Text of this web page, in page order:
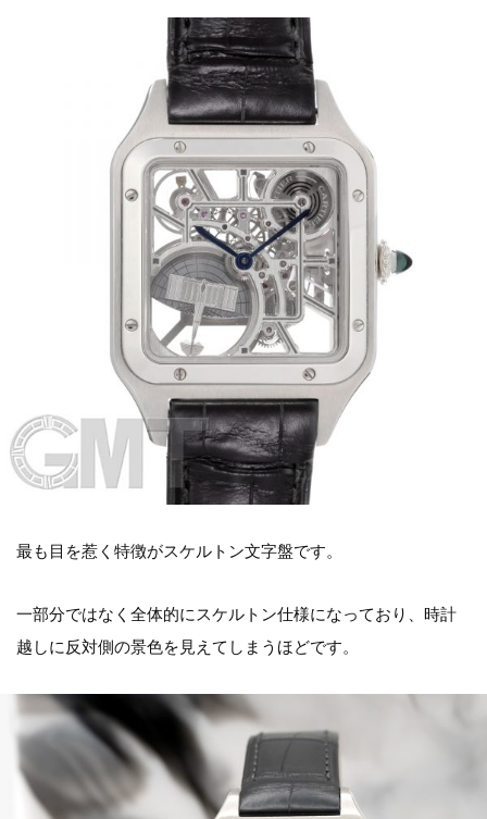
最も目を惹く特徴がスケルトン文字盤です。
一部分ではなく全体的にスケルトン仕様になっており、時計
越しに反対側の景色を見えてしまうほどです。